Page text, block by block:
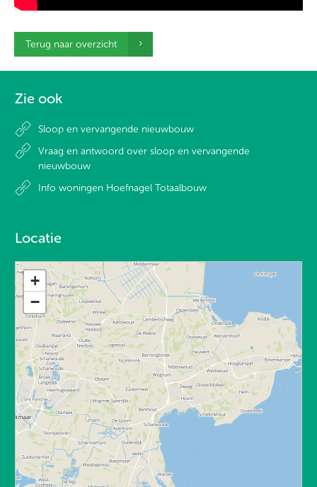
Terug naar overzicht
Zie ook
Sloop en vervangende nieuwbouw
Vraag en antwoord over sloop en vervangende
nieuwbouw
Info woningen Hoefnagel Totaalbouw
Locatie
+
−